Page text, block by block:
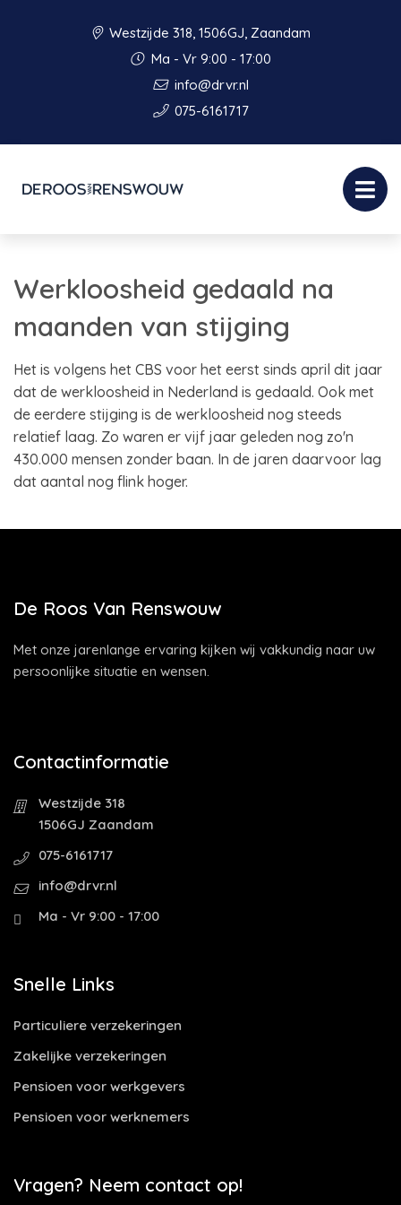
Westzijde 318, 1506GJ, Zaandam
Ma - Vr 9:00 - 17:00
info@drvr.nl
075-6161717
Werkloosheid gedaald na
maanden van stijging
Het is volgens het CBS voor het eerst sinds april dit jaar
dat de werkloosheid in Nederland is gedaald. Ook met
de eerdere stijging is de werkloosheid nog steeds
relatief laag. Zo waren er vijf jaar geleden nog zo'n
430.000 mensen zonder baan. In de jaren daarvoor lag
dat aantal nog flink hoger.
De Roos Van Renswouw
Met onze jarenlange ervaring kijken wij vakkundig naar uw
persoonlijke situatie en wensen.
Contactinformatie
Westzijde 318
1506GJ Zaandam
075-6161717
info@drvr.nl
Ma - Vr 9:00 - 17:00
Snelle Links
Particuliere verzekeringen
Zakelijke verzekeringen
Pensioen voor werkgevers
Pensioen voor werknemers
Vragen? Neem contact op!